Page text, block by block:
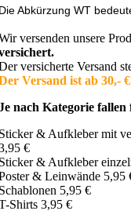
Abkürzung WT
versenden unsere
versicherte Versand
Versand ist ab 30,-
nach Kategorie fallen
& Aufkleber mit
€
& Aufkleber
& Leinwände 5,95
5,95 €
Shirts 3,95 €